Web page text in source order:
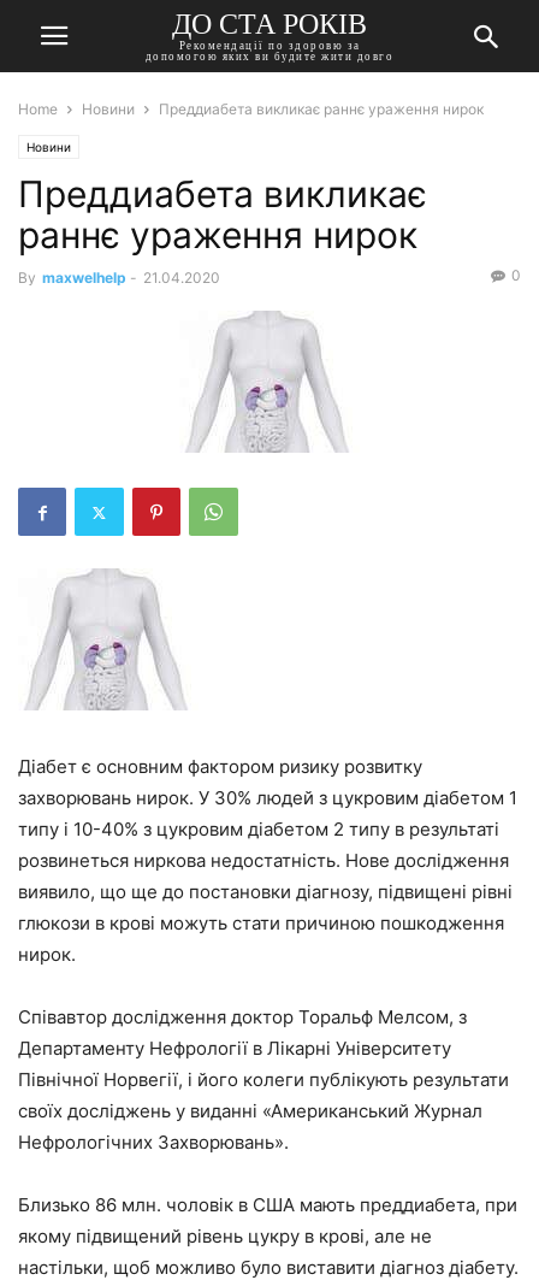
ДО СТА РОКІВ
Рекомендації по здоровю за
допомогою яких ви будите жити довго
Home Новини Преддиабета викликає раннє ураження нирок
Новини
Преддиабета викликає
раннє ураження нирок
By maxwelhelp - 21.04.2020 0
Діабет є основним фактором ризику розвитку
захворювань нирок. У 30% людей з цукровим діабетом 1
типу і 10-40% з цукровим діабетом 2 типу в результаті
розвинеться ниркова недостатність. Нове дослідження
виявило, що ще до постановки діагнозу, підвищені рівні
глюкози в крові можуть стати причиною пошкодження
нирок.
Співавтор дослідження доктор Торальф Мелсом, з
Департаменту Нефрології в Лікарні Університету
Північної Норвегії, і його колеги публікують результати
своїх досліджень у виданні «Американський Журнал
Нефрологічних Захворювань».
Близько 86 млн. чоловік в США мають преддиабета, при
якому підвищений рівень цукру в крові, але не
настільки, щоб можливо було виставити діагноз діабету.